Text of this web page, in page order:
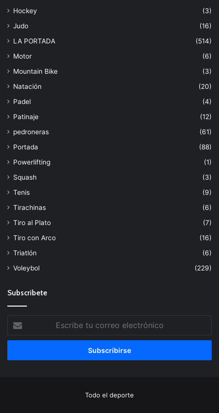
Hockey
(3)
Judo
(16)
LA PORTADA
(514)
Motor
(6)
Mountain Bike
(3)
Natación
(20)
Padel
(4)
Patinaje
(12)
pedroneras
(61)
Portada
(88)
Powerlifting
(1)
Squash
(3)
Tenis
(9)
Tirachinas
(6)
Tiro al Plato
(7)
Tiro con Arco
(16)
Triatlón
(6)
Voleybol
(229)
Subscribete
tu
correo
Todo el deporte